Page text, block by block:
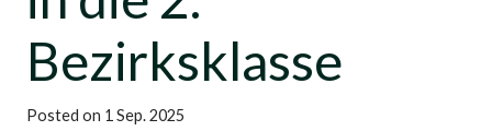
Bezirksklasse
Posted on 1 Sep. 2025